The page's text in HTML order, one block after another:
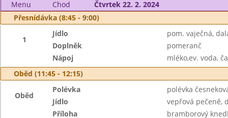
Menu
Chod
Čtvrtek 22. 2. 2024
Přesnídávka (8:45 - 9:00)
1
Jídlo
pom. vaječná,
Doplněk
pomeranč
Nápoj
mléko,ev. voda,
Oběd (11:45 - 12:15)
Oběd
Polévka
polévka
Jídlo
vepřová pečeně,
Příloha
bramborový